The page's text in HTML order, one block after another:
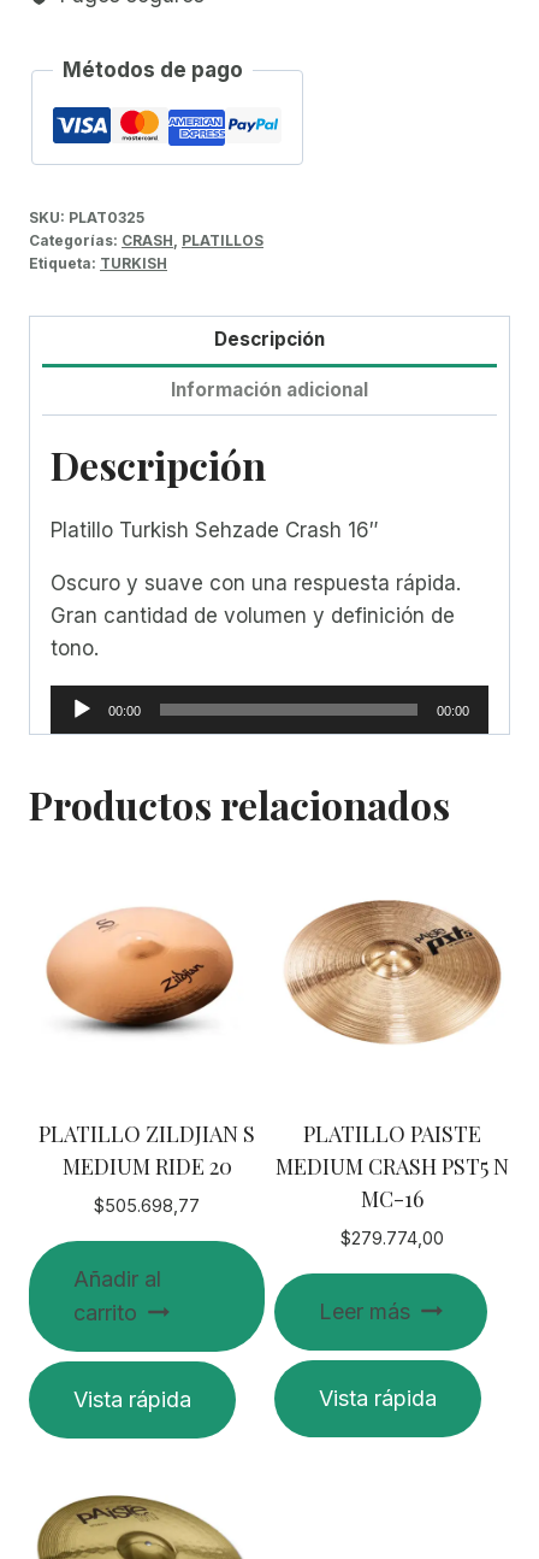
Métodos de pago
SKU: PLAT0325
Categorías: CRASH PLATILLOS
Etiqueta: TURKISH
Descripción
Información adicional
Descripción
Platillo Turkish Sehzade Crash 16″
Oscuro y suave con una respuesta rápida.
Gran cantidad de volumen y definición de
tono.
e
r
t
o
a
o
00:00 00:00
Productos relacionados
PLATILLO ZILDJIAN S
MEDIUM RIDE 20
$505.698,77
Añadir al
carrito
Vista rápida
PLATILLO PAISTE
MEDIUM CRASH PST5 N
MC-16
$279.774,00
Leer más
Vista rápida